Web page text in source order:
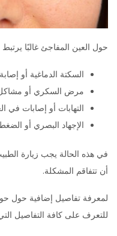
حول العين المفاجئ غالبًا
السكتة الدماغية أو
مرض السكري أو مشاكل
التهابات أو إصابات في
الإجهاد البصري أو
في هذه الحالة يجب زيارة
أن تتفاقم المشكلة.
لمعرفة تفاصيل إضافية حول
للتعرف على كافة التفاصيل